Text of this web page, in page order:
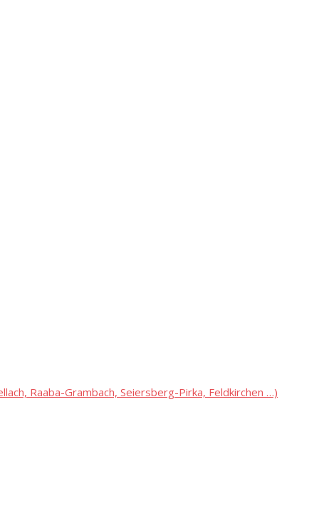
Raaba-Grambach, Seiersberg-Pirka, Feldkirchen …)